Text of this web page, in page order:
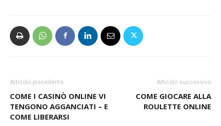
Articolo precedente
COME I CASINÒ ONLINE VI
Articolo successivo